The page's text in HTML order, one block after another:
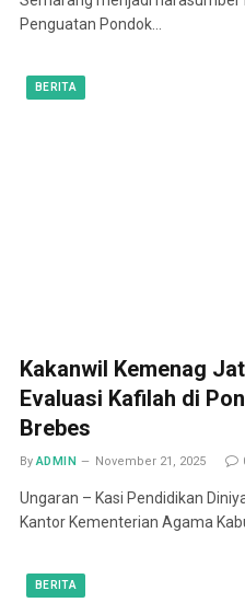
Penguatan Pondok…
BERITA
Kakanwil Kemenag
Evaluasi Kafilah di
Brebes
By ADMIN November 21, 2025
Ungaran – Kasi Pendidikan
Kantor Kementerian Agama
BERITA